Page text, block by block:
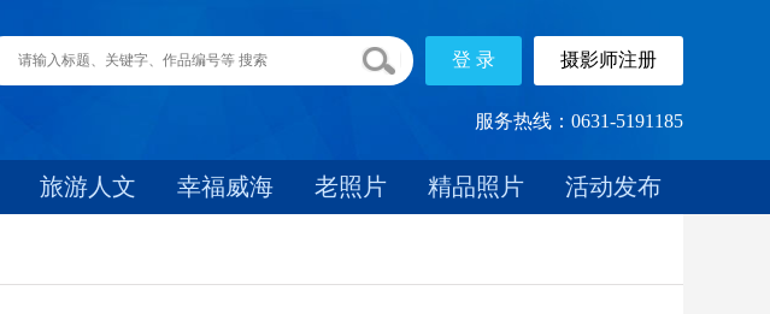
服务热线：0631-5191185
旅游人文 幸福威海 老照片 精品照片 活动发布